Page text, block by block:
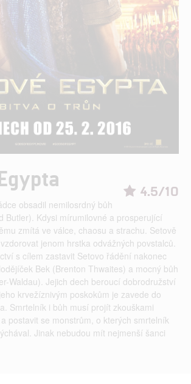
4.5/10
obsadil nemilosrdný bůh
Butler). Kdysi mírumilovné a prosperující
zmítá ve válce, chaosu a strachu. Setově
jenom hrstka odvážných povstalců.
s cílem zastavit Setovo řádění nakonec
Bek (Brenton Thwaites) a mocný bůh
Waldau). Jejich dech beroucí dobrodružství
krvežíznivým poskokům je zavede do
Smrtelník i bůh musí projít zkouškami
postavit se monstrům, o kterých smrtelník
Jinak nebudou mít nejmenší šanci